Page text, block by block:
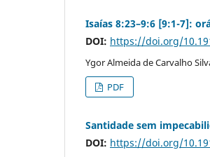
Isaías 8:23–9:6 [9:1-7]:
DOI: https://doi.org/
Ygor Almeida de Carvalho
PDF
Santidade sem
DOI: https://doi.org/